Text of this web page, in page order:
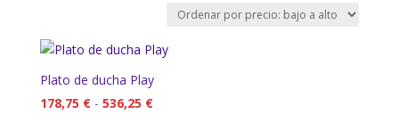
precio:
Plato de ducha Play
178,75 € - 536,25 €Rango